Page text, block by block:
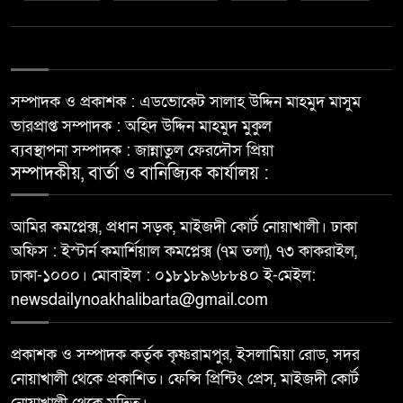
ডাক্তার দেখানোর ছদ্মবেশে ইয়াবা
নোয়াখালীতে তেলের কৃত্রিম সংকট
তৈরী করায় দুই ফিলিং স্টেশনকে
জরিমানা
৮
নোয়াখালীতে বিদেশি পিস্তলসহ দুই
সন্ত্রাসী গ্রেপ্তার
মাত্র ৬ মাসে কুরআনের হাফেজ ১০
বছরের সিদ্দিক
১০
সম্পাদক ও প্রকাশক : এডভোকেট সালাহ উদ্দিন মাহমুদ মাসুম
ভারপ্রাপ্ত সম্পাদক : অহিদ উদ্দিন মাহমুদ মুকুল
ব্যবস্থাপনা সম্পাদক : জান্নাতুল ফেরদৌস প্রিয়া
সম্পাদকীয়, বার্তা ও বানিজ্যিক কার্যালয় :
আমির কমপ্লেক্স, প্রধান সড়ক, মাইজদী কোর্ট নোয়াখালী। ঢাকা
অফিস : ইস্টার্ন কমার্শিয়াল কমপ্লেক্স (৭ম তলা), ৭৩ কাকরাইল,
ঢাকা-১০০০। মোবাইল : ০১৮১৮৯৬৮৮৪০ ই-মেইল:
newsdailynoakhalibarta@gmail.com
প্রকাশক ও সম্পাদক কর্তৃক কৃষ্ণরামপুর, ইসলামিয়া রোড, সদর
নোয়াখালী থেকে প্রকাশিত। ফেন্সি প্রিন্টিং প্রেস, মাইজদী কোর্ট